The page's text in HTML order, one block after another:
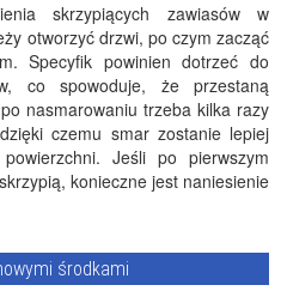
skrzypiących zawiasów w
otworzyć drzwi, po czym zacząć
Specyfik powinien dotrzeć do
co spowoduje, że przestaną
nasmarowaniu trzeba kilka razy
czemu smar zostanie lepiej
Jeśli po pierwszym
konieczne jest naniesienie
środkami